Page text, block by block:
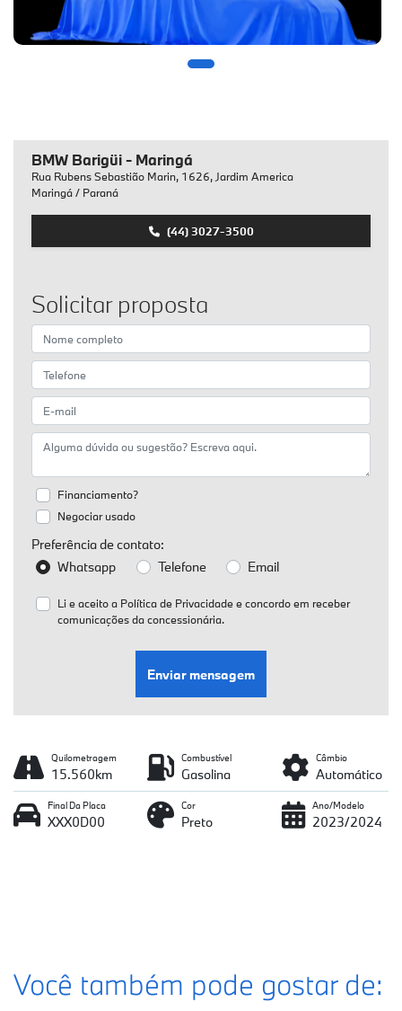
BMW Barigüi - Maringá
Rua Rubens Sebastião Marin, 1626, Jardim America
Maringá / Paraná
(44) 3027-3500
Solicitar proposta
Financiamento?
Negociar usado
Preferência de contato:
Whatsapp
Telefone Email
Li e aceito a Política de Privacidadee concordo em receber
comunicações da concessionária.
Enviar mensagem
Câmbio
Automático
Combustível
Gasolina
Quilometragem
15.560km
Ano/Modelo
2023/2024
Cor
Preto
Final Da Placa
XXX0D00
Você também pode gostar de: